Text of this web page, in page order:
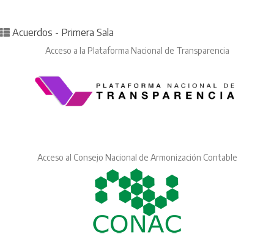
Posted in
Acuerdos - Primera Sala
Acceso a la Plataforma Nacional de Transparencia
Acceso al Consejo Nacional de Armonización Contable